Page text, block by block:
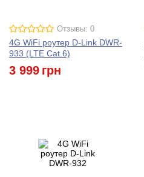
Отзывы: 0
4G WiFi роутер D-Link DWR-
933 (LTE Cat.6)
3 999 грн